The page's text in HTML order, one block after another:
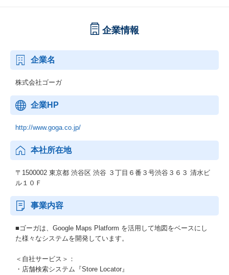
企業情報
企業名
株式会社ゴーガ
企業HP
http://www.goga.co.jp/
本社所在地
〒1500002 東京都 渋谷区 渋谷 ３丁目６番３号渋谷３６３ 清水ビ
ル１０Ｆ
事業内容
■ゴーガは、Google Maps Platform を活用して地図をベースにし
た様々なシステムを開発しています。
＜自社サービス＞：
・店舗検索システム『Store Locator』